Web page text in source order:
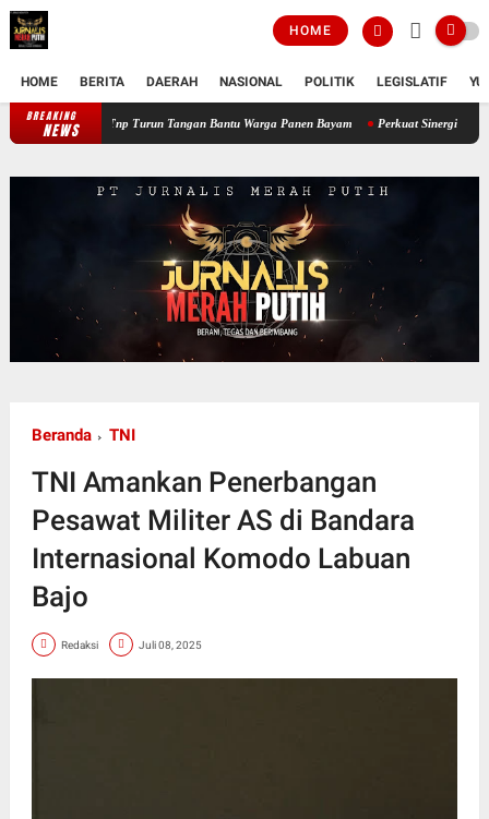
HOME
HOME BERITA DAERAH NASIONAL POLITIK LEGISLATIF
BREAKING
NEWS Perkuat Ketahanan Pangan Wilayah, Babinsa Koramil 12/Tnp Turun Tangan
Beranda TNI
TNI Amankan Penerbangan
Pesawat Militer AS di Bandara
Internasional Komodo Labuan
Bajo
Redaksi Juli 08, 2025